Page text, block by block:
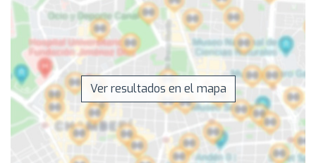
Ver resultados en el mapa